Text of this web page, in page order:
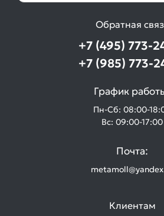
Обратная
+7 (495) 773-
+7 (985) 773-
График
Пн-Сб: 08:00-
Вс: 09:00-17:00
Почта:
Клиентам